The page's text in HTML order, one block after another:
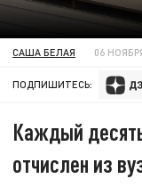
САША БЕЛАЯ 06
ПОДПИШИТЕСЬ:
Каждый
отчислен из